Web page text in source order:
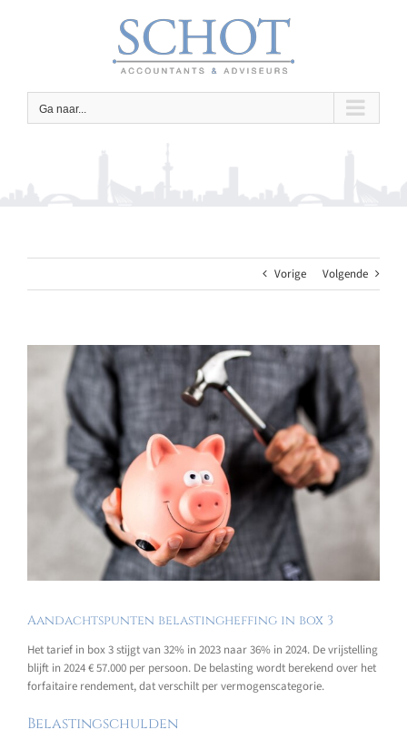
Ga naar...
Vorige Volgende
afbeelding
Aandachtspunten belastingheffing in box 3
Het tarief in box 3 stijgt van 32% in 2023 naar 36% in 2024. De vrijstelling
blijft in 2024 € 57.000 per persoon. De belasting wordt berekend over het
forfaitaire rendement, dat verschilt per vermogenscategorie.
Belastingschulden